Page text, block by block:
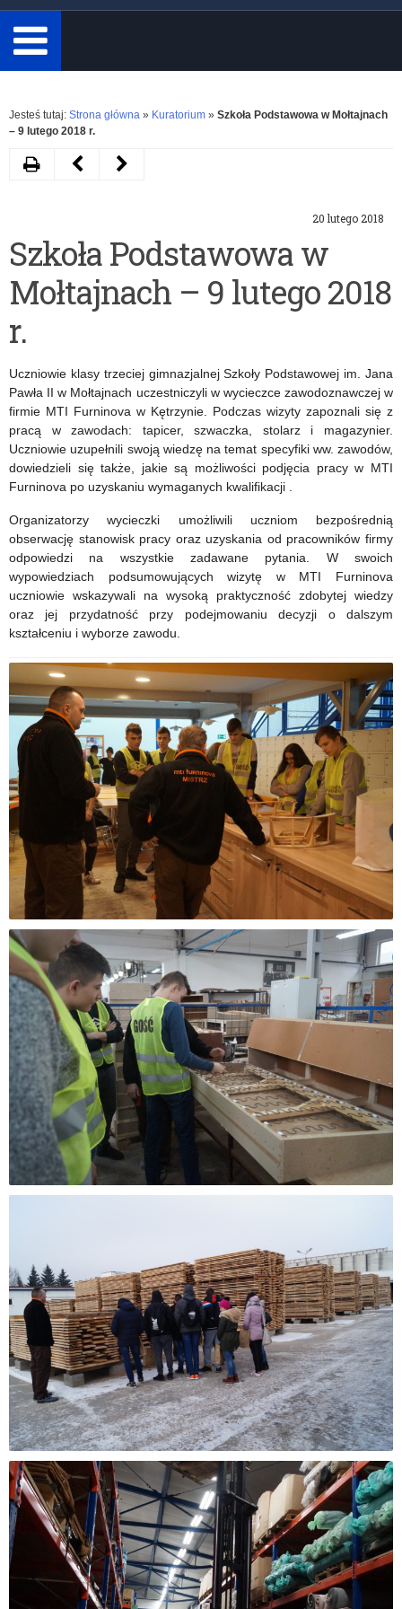
minimum
3
znaki.
Rozwiń
Jesteś tutaj: Strona główna » Kuratorium » Szkoła Podstawowa w Mołtajnach
– 9 lutego 2018 r.
20 lutego 2018
Szkoła Podstawowa w
Mołtajnach – 9 lutego 2018
r.
Uczniowie klasy trzeciej gimnazjalnej Szkoły Podstawowej im. Jana
Pawła II w Mołtajnach uczestniczyli w wycieczce zawodoznawczej w
firmie MTI Furninova w Kętrzynie. Podczas wizyty zapoznali się z
pracą w zawodach: tapicer, szwaczka, stolarz i magazynier.
Uczniowie uzupełnili swoją wiedzę na temat specyfiki ww. zawodów,
dowiedzieli się także, jakie są możliwości podjęcia pracy w MTI
Furninova po uzyskaniu wymaganych kwalifikacji .
Organizatorzy wycieczki umożliwili uczniom bezpośrednią
obserwację stanowisk pracy oraz uzyskania od pracowników firmy
odpowiedzi na wszystkie zadawane pytania. W swoich
wypowiedziach podsumowujących wizytę w MTI Furninova
uczniowie wskazywali na wysoką praktyczność zdobytej wiedzy
oraz jej przydatność przy podejmowaniu decyzji o dalszym
kształceniu i wyborze zawodu.
DrukujNastępny
Podstawowa
nr
5
Kętrzynie
–
8
oraz
19
stycznia
2018
r.
Poprzedni
Podstawowa
w
14
oraz
9
lutego
r.